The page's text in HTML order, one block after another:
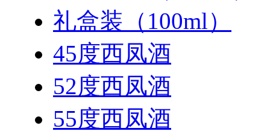
礼盒装（100ml）
45度西凤酒
52度西凤酒
55度西凤酒